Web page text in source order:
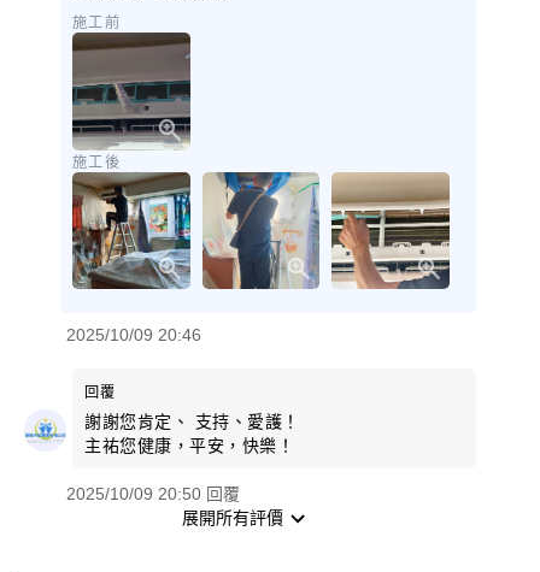
施工前
施工後
2025/10/09 20:46
回覆
謝謝您肯定、 支持、愛護！
主祐您健康，平安，快樂！
2025/10/09 20:50 回覆
展開所有評價